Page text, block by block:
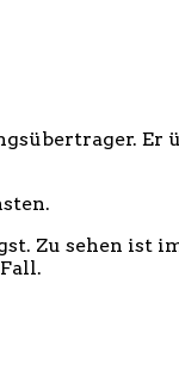
Zu sehen ist